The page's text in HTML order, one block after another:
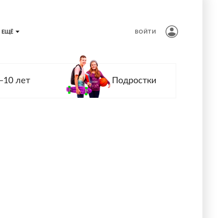
ЕЩЁ ВОЙТИ
лет Подростки